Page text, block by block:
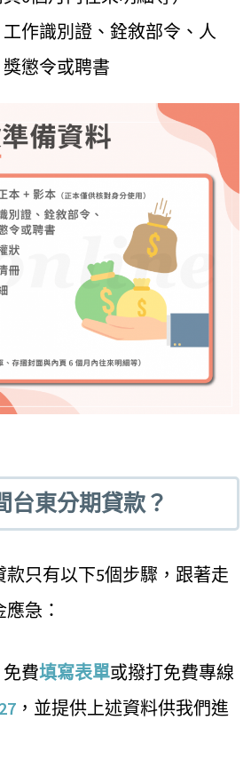
作識別證、銓敘部令、人
懲令或聘書
台東分期貸款？
款只有以下5個步驟，跟著走
急：
免費填寫表單或撥打免費專線
，並提供上述資料供我們進